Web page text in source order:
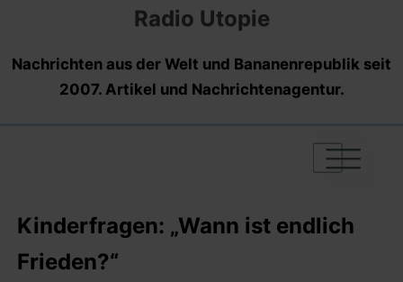
Radio Utopie
Nachrichten aus der Welt und Bananenrepublik seit
2007. Artikel und Nachrichtenagentur.
|
|
|
Kinderfragen: „Wann ist endlich
Frieden?“